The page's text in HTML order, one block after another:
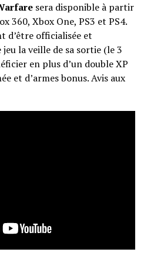
sera disponible à partir
360, Xbox One, PS3 et PS4.
d’être officialisée et
la veille de sa sortie (le 3
en plus d’un double XP
et d’armes bonus. Avis aux